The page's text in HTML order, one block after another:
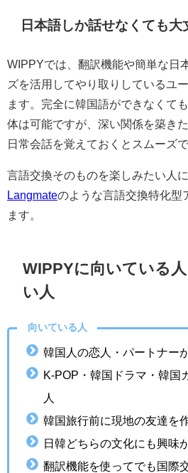
日本語しか話せなくても大
WIPPYでは、翻訳機能や簡単な日
ズを活用してやり取りしているユ
ます。完全に韓国語ができなくて
体は可能ですが、深い関係を築き
日常会話を覚えておくとスムーズで
言語交換そのものを楽しみたい人に
Langmateのような言語交換特化型
ます。
WIPPYに向いている
い人
向いている人
韓国人の恋人・パートナー
K-POP・韓国ドラマ・韓国
人
韓国旅行前に現地の友達を
日韓どちらの文化にも興味
翻訳機能を使ってでも国際